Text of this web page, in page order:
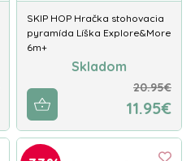
SKIP HOP Hračka stohovacia
pyramída Líška Explore&More
6m+
Skladom
20.95€
11.95€